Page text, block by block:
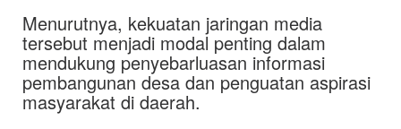
Menurutnya, kekuatan jaringan media
tersebut menjadi modal penting dalam
mendukung penyebarluasan informasi
pembangunan desa dan penguatan aspirasi
masyarakat di daerah.